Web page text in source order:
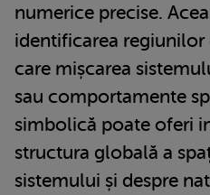
numerice precise.
identificarea
care mișcarea
sau comportamente
simbolică poate oferi
structura globală a
sistemului și despre